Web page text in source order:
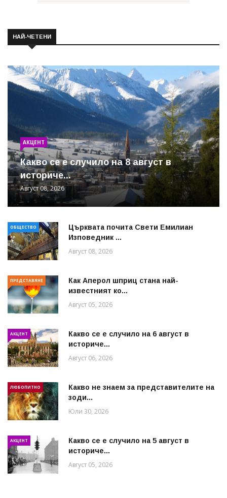
НАЙ-ЧЕТЕНИ
АКЦЕНТ
Какво се е случило на 8 август в
историче...
Август 08, 2026
ОБЩЕСТВО
Църквата почита Свeти Емилиан
Изповедник ...
Август 08, 2026
ПРЕДСТАВЯНЕ
Как Аперол шприц стана най-
известният ко...
Август 05, 2026
АКЦЕНТ
Какво се е случило на 6 август в
историче...
Август 06, 2026
ЛЮБОПИТНО
Какво не знаем за представителите на
зоди...
Юли 30, 2026
АКЦЕНТ
Какво се е случило на 5 август в
историче...
Август 05, 2026